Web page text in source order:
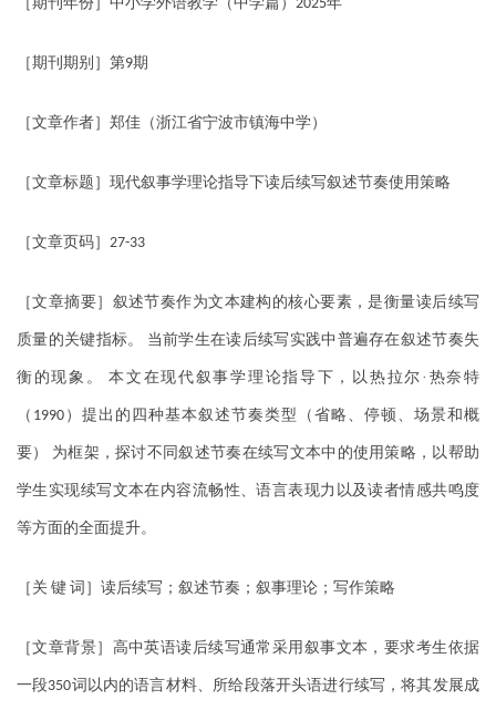
2025
［期刊期别］第9期
［文章作者］郑佳（浙江省宁波市镇海中学）
［文章标题］现代叙事学理论指导下读后续写叙述节奏使用策略
［文章页码］ 27-33
［文章摘要］叙述节奏作为文本建构的核心要素，是衡量读后续写
质量的关键指标。 当前学生在读后续写实践中普遍存在叙述节奏失
衡的现象。 本文在现代叙事学理论指导下，以热拉尔·热奈特
（ 1990 ）提出的四种基本叙述节奏类型（省略、停顿、场景和概
要） 为框架，探讨不同叙述节奏在续写文本中的使用策略，以帮助
学生实现续写文本在内容流畅性、语言表现力以及读者情感共鸣度
等方面的全面提升。
［关 键 词］读后续写；叙述节奏；叙事理论；写作策略
［文章背景］高中英语读后续写通常采用叙事文本，要求考生依据
一段350词以内的语言材料、所给段落开头语进行续写，将其发展成